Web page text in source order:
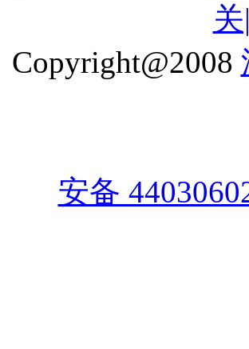
关|
Copyright@2008
安备